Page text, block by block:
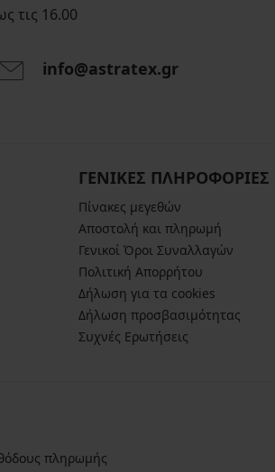
τις 16.00
info@astratex.gr
ΓΕΝΙΚΕΣ ΠΛΗΡΟΦΟΡΙΕΣ
Πίνακες μεγεθών
Αποστολή και πληρωμή
Γενικοί Όροι Συναλλαγών
Πολιτική Απορρήτου
Δήλωση για τα cookies
Δήλωση προσβασιμότητας
Συχνές Ερωτήσεις
πληρωμής